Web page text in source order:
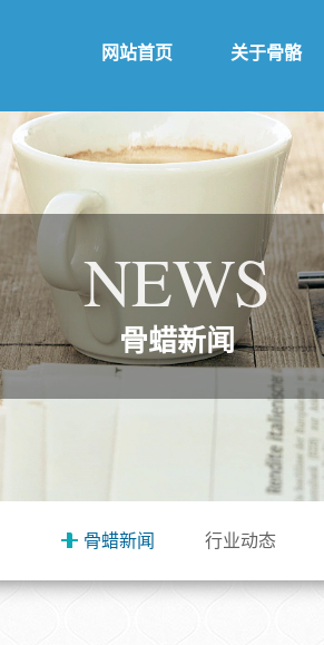
网站首页 关于骨骼
NEWS
骨蜡新闻
骨蜡新闻 行业动态